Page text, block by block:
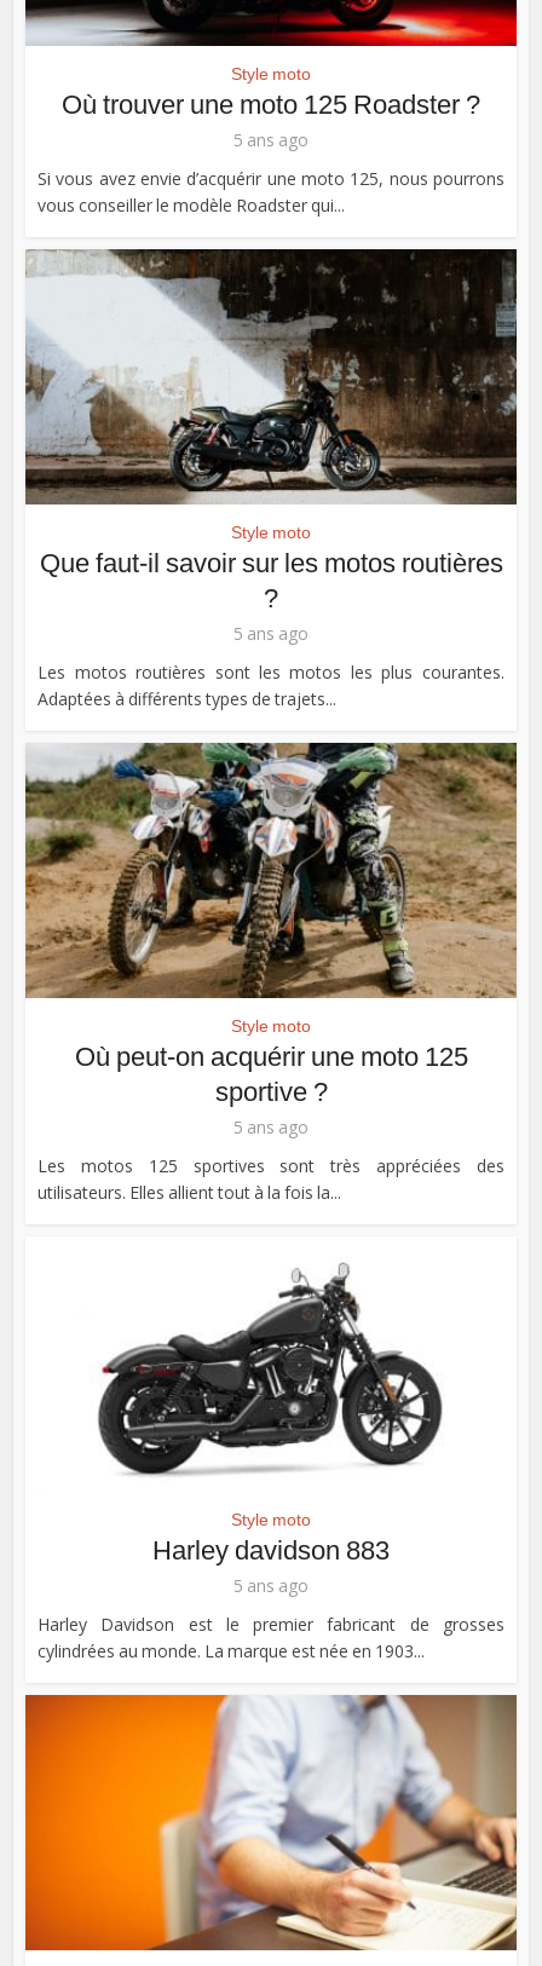
Style moto
Où trouver une moto 125 Roadster ?
5 ans ago
Si vous avez envie d’acquérir une moto 125, nous pourrons
vous conseiller le modèle Roadster qui...
Style moto
Que faut-il savoir sur les motos routières
?
5 ans ago
Les motos routières sont les motos les plus courantes.
Adaptées à différents types de trajets...
Style moto
Où peut-on acquérir une moto 125
sportive ?
5 ans ago
Les motos 125 sportives sont très appréciées des
utilisateurs. Elles allient tout à la fois la...
Style moto
Harley davidson 883
5 ans ago
Harley Davidson est le premier fabricant de grosses
cylindrées au monde. La marque est née en 1903...